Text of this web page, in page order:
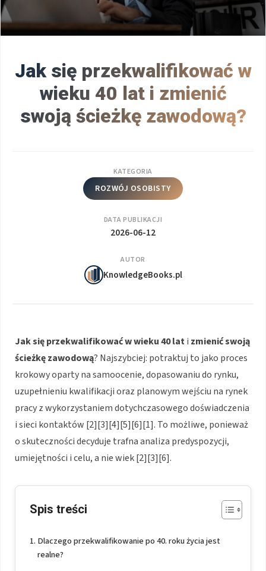
Jak się przekwalifikować w
wieku 40 lat i zmienić
swoją ścieżkę zawodową?
KATEGORIA
ROZWÓJ OSOBISTY
DATA PUBLIKACJI
2026-06-12
AUTOR
KnowledgeBooks.pl
Jak się przekwalifikować w wieku 40 lati zmienić swoją
ścieżkę zawodową? Najszybciej: potraktuj to jako proces
krokowy oparty na samoocenie, dopasowaniu do rynku,
uzupełnieniu kwalifikacji oraz planowym wejściu na rynek
pracy z wykorzystaniem dotychczasowego doświadczenia
i sieci kontaktów [2][3][4][5][6][1]. To możliwe, ponieważ
o skuteczności decyduje trafna analiza predyspozycji,
umiejętności i celu, a nie wiek [2][3][6].
Spis treści
Dlaczego przekwalifikowanie po 40. roku życia jest
realne?